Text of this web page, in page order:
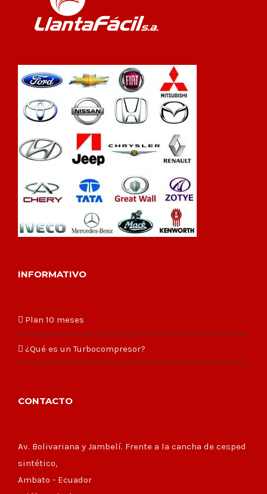
INFORMATIVO
Plan 10 meses
¿Qué es un Turbocompresor?
CONTACTO
Av. Bolivariana y Jambelí. Frente a la cancha de cesped
sintético,
Ambato - Ecuador